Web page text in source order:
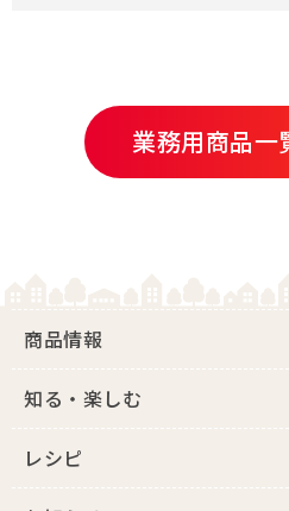
業務用商品一
商品情報
知る・楽しむ
レシピ